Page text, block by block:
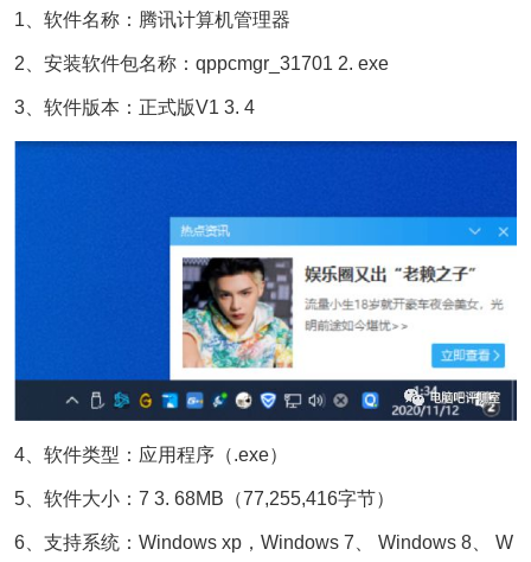
1、软件名称：腾讯计算机管理器
2、安装软件包名称：qppcmgr_31701 2. exe
3、软件版本：正式版V1 3. 4
4、软件类型：应用程序（.exe）
5、软件大小：7 3. 68MB（77,255,416字节）
6、支持系统：Windows xp，Windows 7、 Windows 8、 W